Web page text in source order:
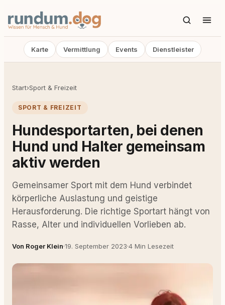
Karte Vermittlung Events Dienstleister
Start›Sport & Freizeit
SPORT & FREIZEIT
Hundesportarten, bei denen
Hund und Halter gemeinsam
aktiv werden
Gemeinsamer Sport mit dem Hund verbindet
körperliche Auslastung und geistige
Herausforderung. Die richtige Sportart hängt von
Rasse, Alter und individuellen Vorlieben ab.
Von Roger Klein·19. September 2023·4 Min Lesezeit